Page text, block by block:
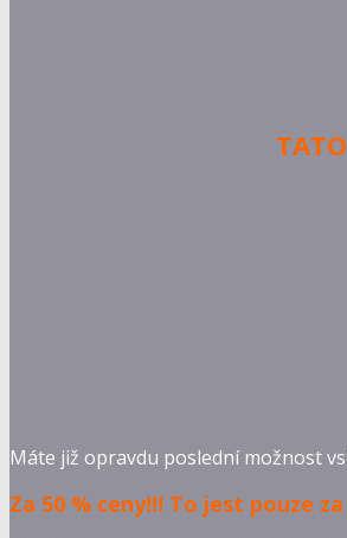
Máte již opravdu poslední možnost
Za 50 % ceny!!! To jest pouze